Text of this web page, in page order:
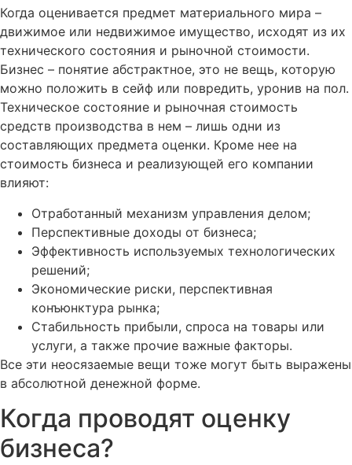
Когда оценивается предмет материального мира –
движимое или недвижимое имущество, исходят из их
технического состояния и рыночной стоимости.
Бизнес – понятие абстрактное, это не вещь, которую
можно положить в сейф или повредить, уронив на пол.
Техническое состояние и рыночная стоимость
средств производства в нем – лишь одни из
составляющих предмета оценки. Кроме нее на
стоимость бизнеса и реализующей его компании
влияют:
Отработанный механизм управления делом;
Перспективные доходы от бизнеса;
Эффективность используемых технологических
решений;
Экономические риски, перспективная
конъюнктура рынка;
Стабильность прибыли, спроса на товары или
услуги, а также прочие важные факторы.
Все эти неосязаемые вещи тоже могут быть выражены
в абсолютной денежной форме.
Когда проводят оценку
бизнеса?